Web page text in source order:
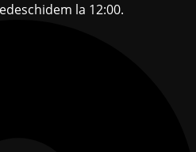
la 12:00.